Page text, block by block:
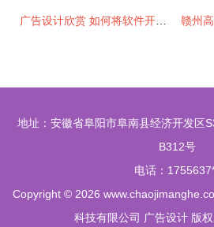
地址：安徽省阜阳市阜南县经济开发区
B312号
电话：
Copyright © 2026
科技有限公司 广告设计 版